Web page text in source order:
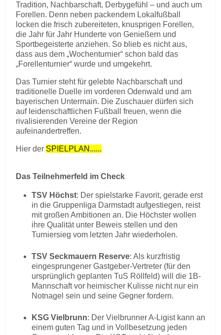
Tradition, Nachbarschaft, Derbygefühl – und auch um
Forellen. Denn neben packendem Lokalfußball
locken die frisch zubereiteten, knusprigen Forellen,
die Jahr für Jahr Hunderte von Genießern und
Sportbegeisterte anziehen. So blieb es nicht aus,
dass aus dem „Wochenturnier“ schon bald das
„Forellenturnier“ wurde und umgekehrt.
Das Turnier steht für gelebte Nachbarschaft und
traditionelle Duelle im vorderen Odenwald und am
bayerischen Untermain. Die Zuschauer dürfen sich
auf leidenschaftlichen Fußball freuen, wenn die
rivalisierenden Vereine der Region
aufeinandertreffen.
Hier der SPIELPLAN......
Das Teilnehmerfeld im Check
TSV Höchst: Der spielstarke Favorit, gerade erst
in die Gruppenliga Darmstadt aufgestiegen, reist
mit großen Ambitionen an. Die Höchster wollen
ihre Qualität unter Beweis stellen und den
Turniersieg vom letzten Jahr wiederholen.
TSV Seckmauern Reserve: Als kurzfristig
eingesprungener Gastgeber-Vertreter (für den
ursprünglich geplanten TuS Röllfeld) will die 1B-
Mannschaft vor heimischer Kulisse nicht nur ein
Notnagel sein und seine Gegner fordern.
KSG Vielbrunn: Der Vielbrunner A-Ligist kann an
einem guten Tag und in Vollbesetzung jeden